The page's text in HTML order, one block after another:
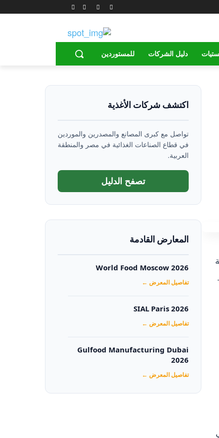
دليل الشركات للمستوردين
اكتشف شركات الأغذية
تواصل مع كبرى المصانع والمصدرين والموردين
في قطاع الصناعات الغذائية في مصر والمنطقة
العربية.
تصفح الدليل
المعارض القادمة
World Food Moscow 2026
تفاصيل المعرض ←
SIAL Paris 2026
تفاصيل المعرض ←
Gulfood Manufacturing Dubai
2026‏
تفاصيل المعرض ←